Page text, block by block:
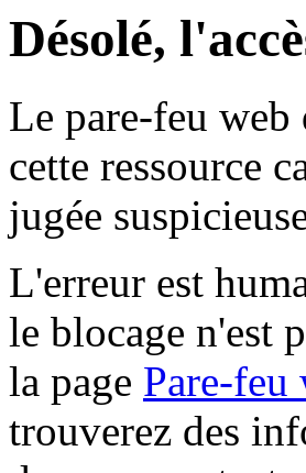
Désolé,
Le pare-feu web
cette ressource
jugée
L'erreur est
le blocage n'est
la page Pare-feu
trouverez des